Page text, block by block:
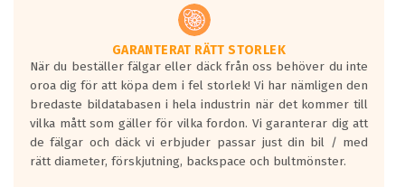
Vid körning i över 50km/h brukar
rullmotståndets ljud överträffa
motorljudet.
På däckmärkningen kommer det finnas
en symbol av ett däck med vågar. Hög
bullernivå markeras med svarta vågor
medans de vita vågorna påvisar om det är
ett tyst däck.
GARANTERAT RÄTT STORLEK
När du beställer fälgar eller däck från oss behöver du inte
oroa dig för att köpa dem i fel storlek! Vi har nämligen den
bredaste bildatabasen i hela industrin när det kommer till
vilka mått som gäller för vilka fordon. Vi garanterar dig att
de fälgar och däck vi erbjuder passar just din bil / med
rätt diameter, förskjutning, backspace och bultmönster.